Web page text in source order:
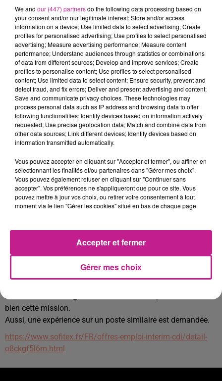
DESCRIPTION DE L'ENTREPRISE
Sofitex Mulhouse
Fort d'une expérience de plus de 30 ans dans les Ressources
Humaines, Sofitex est un réseau international de Travail
Temporaire et de Placement en CDI. Sofitex fonde sa
dynamique et son succès sur le professionnalisme de ses
équipes, sa forte réactivité et sa proximité.
DESCRIPTION DE L'OFFRE
Nous recrutons pour notre partenaire basé sur le secteur de
Mulhouse, un AIDE POSEUR DE MENUISERIES H/F.
fermetures, pergolas et vérandas, vos missions principales
sont :
- Aider à poser des éléments de menuiserie
- Manutentions diverses
Le poste est à pourvoir à compter du lundi 08/12 jusqu'au
19/12 dans un premier temps.
La rémunération sera à définir selon profil et expérience.
PROFIL RECHERCHÉ
L'
bien cette mission.
Aussi, une expérience sur un poste similaire est demandée.
https://www.sofitex.fr/FR/offres-emploi-interim-cdi/detail-
o8ckgf5l6m.html
We and our (447) partnersdo the following data processing based on
your consent and/or our legitimate interest: Store and/or access
information on a device; Use limited data to select advertising; Create
profiles for personalised advertising; Use profiles to select personalised
advertising; Measure advertising performance; Measure content
performance; Understand audiences through statistics or combinations
of data from different sources; Develop and improve services; Create
profiles to personalise content; Use profiles to select personalised
content; Use limited data to select content; Ensure security, prevent and
detect fraud, and fix errors; Deliver and present advertising and content;
Save and communicate privacy choices. These technologies may
process personal data such as IP address and browsing data to offer
following functionalities: Identify devices based on information actively
requested; Use precise geolocation data; Match and combine data from
other data sources; Link different devices; Identify devices based on
information transmitted automatically.
Vous pouvez accepter en cliquant sur "Accepter et fermer", ou affiner en
sélectionnant les finalités et/ou partenaires dans "Gérer mes choix".
Vous pouvez également refuser en cliquant sur "Continuer sans
accepter". Vos préférences ne s'appliqueront que pour ce site. Vous
pouvez mettre à jour vos choix, ou retirer votre consentement à tout
moment via le lien "Gérer les cookies" situé en bas de chaque page.
Gérer mes choix
Accepter et fermer